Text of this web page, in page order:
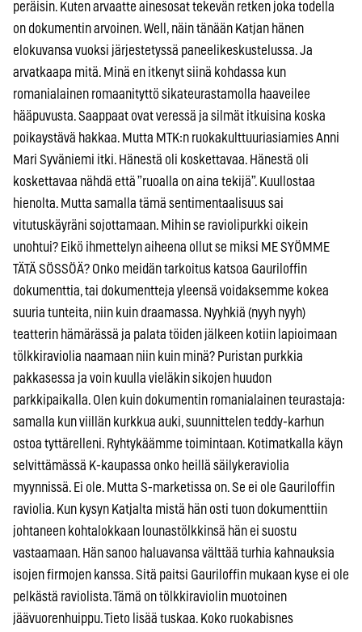
peräisin. Kuten arvaatte ainesosat tekevän retken joka todella
on dokumentin arvoinen. Well, näin tänään Katjan hänen
elokuvansa vuoksi järjestetyssä paneelikeskustelussa. Ja
arvatkaapa mitä. Minä en itkenyt siinä kohdassa kun
romanialainen romaanityttö sikateurastamolla haaveilee
hääpuvusta. Saappaat ovat veressä ja silmät itkuisina koska
poikaystävä hakkaa. Mutta MTK:n ruokakulttuuriasiamies Anni
Mari Syväniemi itki. Hänestä oli koskettavaa. Hänestä oli
koskettavaa nähdä että ”ruoalla on aina tekijä”. Kuullostaa
hienolta. Mutta samalla tämä sentimentaalisuus sai
vitutuskäyräni sojottamaan. Mihin se raviolipurkki oikein
unohtui? Eikö ihmettelyn aiheena ollut se miksi ME SYÖMME
TÄTÄ SÖSSÖÄ? Onko meidän tarkoitus katsoa Gauriloffin
dokumenttia, tai dokumentteja yleensä voidaksemme kokea
suuria tunteita, niin kuin draamassa. Nyyhkiä (nyyh nyyh)
teatterin hämärässä ja palata töiden jälkeen kotiin lapioimaan
tölkkiraviolia naamaan niin kuin minä? Puristan purkkia
pakkasessa ja voin kuulla vieläkin sikojen huudon
parkkipaikalla. Olen kuin dokumentin romanialainen teurastaja:
samalla kun viillän kurkkua auki, suunnittelen teddy-karhun
ostoa tyttärelleni. Ryhtykäämme toimintaan. Kotimatkalla käyn
selvittämässä K-kaupassa onko heillä säilykeraviolia
myynnissä. Ei ole. Mutta S-marketissa on. Se ei ole Gauriloffin
raviolia. Kun kysyn Katjalta mistä hän osti tuon dokumenttiin
johtaneen kohtalokkaan lounastölkkinsä hän ei suostu
vastaamaan. Hän sanoo haluavansa välttää turhia kahnauksia
isojen firmojen kanssa. Sitä paitsi Gauriloffin mukaan kyse ei ole
pelkästä raviolista. Tämä on tölkkiraviolin muotoinen
jäävuorenhuippu. Tieto lisää tuskaa. Koko ruokabisnes